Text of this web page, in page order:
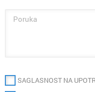
SAGLASNOST NA